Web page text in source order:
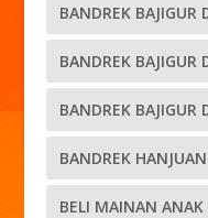
BANDREK BAJIGUR
BANDREK BAJIGUR
BANDREK BAJIGUR
BANDREK
BELI MAINAN ANAK